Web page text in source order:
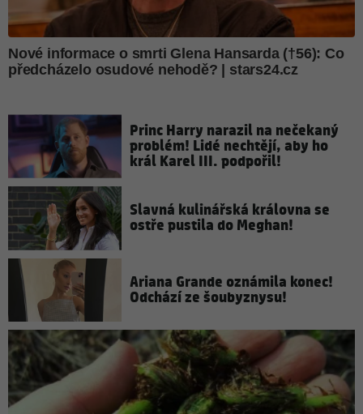
Princ Harry narazil na nečekaný
problém! Lidé nechtějí, aby ho
král Karel III. podpořil!
Slavná kulinářská královna se
ostře pustila do Meghan!
Ariana Grande oznámila konec!
Odchází ze šoubyznysu!